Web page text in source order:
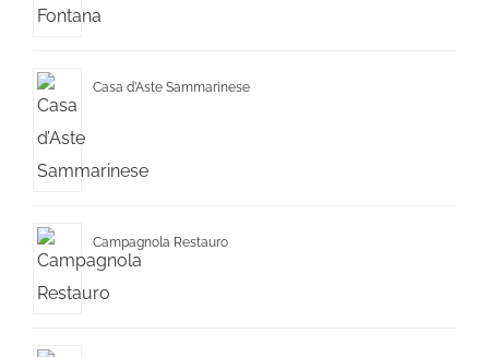
Casa d’Aste Sammarinese
Campagnola Restauro